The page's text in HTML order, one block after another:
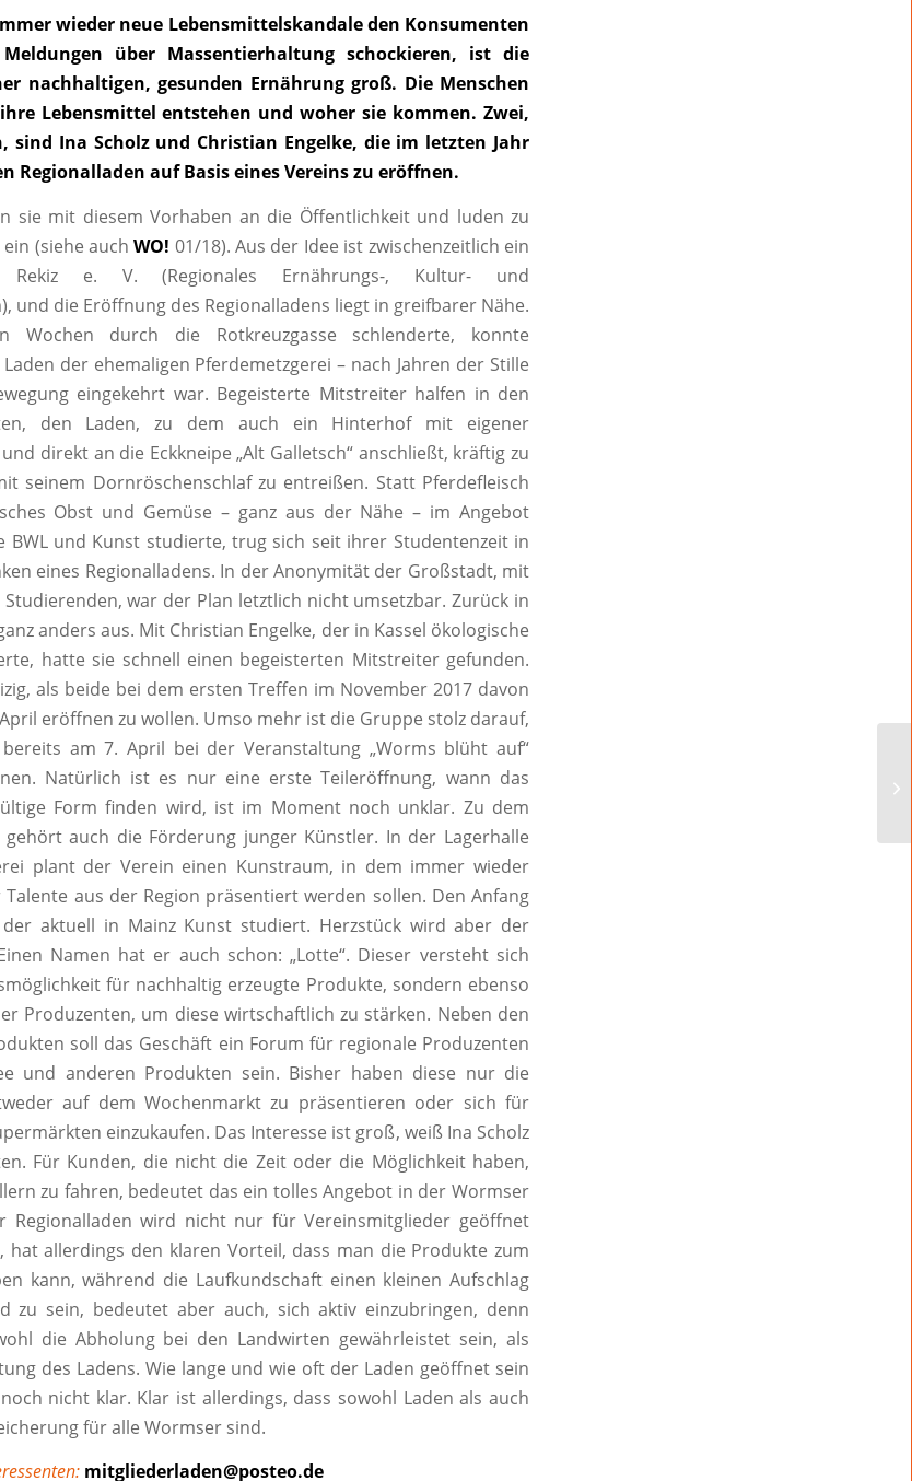
wieder neue Lebensmittelskandale den Konsumenten
über Massentierhaltung schockieren, ist die
nachhaltigen, gesunden Ernährung groß. Die Menschen
Lebensmittel entstehen und woher sie kommen. Zwei,
sind Ina Scholz und Christian Engelke, die im letzten Jahr
Regionalladen auf Basis eines Vereins zu eröffnen.
sie mit diesem Vorhaben an die Öffentlichkeit und luden zu
(siehe auchWO! 01/18). Aus der Idee ist zwischenzeitlich ein
Rekiz e. V. (Regionales Ernährungs-, Kultur- und
und die Eröffnung des Regionalladens liegt in greifbarer Nähe.
durch die Rotkreuzgasse schlenderte, konnte
der ehemaligen Pferdemetzgerei – nach Jahren der Stille
eingekehrt war. Begeisterte Mitstreiter halfen in den
den Laden, zu dem auch ein Hinterhof mit eigener
direkt an die Eckkneipe „Alt Galletsch“ anschließt, kräftig zu
seinem Dornröschenschlaf zu entreißen. Statt Pferdefleisch
Obst und Gemüse – ganz aus der Nähe – im Angebot
BWL und Kunst studierte, trug sich seit ihrer Studentenzeit in
eines Regionalladens. In der Anonymität der Großstadt, mit
war der Plan letztlich nicht umsetzbar. Zurück in
anders aus. Mit Christian Engelke, der in Kassel ökologische
hatte sie schnell einen begeisterten Mitstreiter gefunden.
als beide bei dem ersten Treffen im November 2017 davon
eröffnen zu wollen. Umso mehr ist die Gruppe stolz darauf,
am 7. April bei der Veranstaltung „Worms blüht auf“
Natürlich ist es nur eine erste Teileröffnung, wann das
Form finden wird, ist im Moment noch unklar. Zu dem
gehört auch die Förderung junger Künstler. In der Lagerhalle
plant der Verein einen Kunstraum, in dem immer wieder
aus der Region präsentiert werden sollen. Den Anfang
der aktuell in Mainz Kunst studiert. Herzstück wird aber der
Namen hat er auch schon: „Lotte“. Dieser versteht sich
für nachhaltig erzeugte Produkte, sondern ebenso
Produzenten, um diese wirtschaftlich zu stärken. Neben den
soll das Geschäft ein Forum für regionale Produzenten
und anderen Produkten sein. Bisher haben diese nur die
auf dem Wochenmarkt zu präsentieren oder sich für
einzukaufen. Das Interesse ist groß, weiß Ina Scholz
Für Kunden, die nicht die Zeit oder die Möglichkeit haben,
zu fahren, bedeutet das ein tolles Angebot in der Wormser
Regionalladen wird nicht nur für Vereinsmitglieder geöffnet
hat allerdings den klaren Vorteil, dass man die Produkte zum
kann, während die Laufkundschaft einen kleinen Aufschlag
zu sein, bedeutet aber auch, sich aktiv einzubringen, denn
die Abholung bei den Landwirten gewährleistet sein, als
des Ladens. Wie lange und wie oft der Laden geöffnet sein
nicht klar. Klar ist allerdings, dass sowohl Laden als auch
für alle Wormser sind.
mitgliederladen@posteo.de